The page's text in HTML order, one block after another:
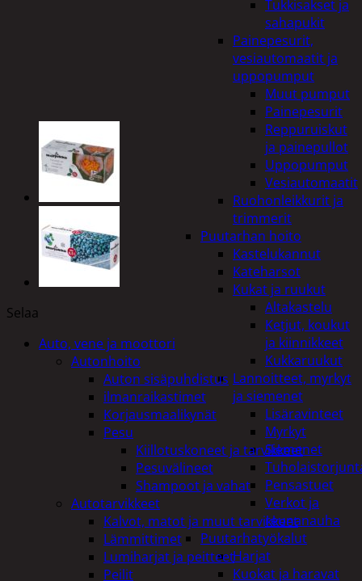
Tukkisakset ja
sahapukit
Painepesurit,
vesiautomaatit ja
uppopumput
Muut pumput
Painepesurit
Reppuruiskut
ja painepullot
Uppopumput
Vesiautomaatit
Ruohonleikkurit ja
trimmerit
Puutarhan hoito
Kastelukannut
Kateharsot
Kukat ja ruukut
Altakastelu
Ketjut, koukut
ja kiinnikkeet
Kukkaruukut
Lannoitteet, myrkyt
ja siemenet
Lisäravinteet
Myrkyt
Siemenet
Pensastuet
Verkot ja
reunanauha
Puutarhatyökalut
Harjat
Kuokat ja haravat
Selaa
Auto, vene ja moottori
Autonhoito
Auton sisäpuhdistus
ilmanraikastimet
Korjausmaalikynät
Pesu
Kiillotuskoneet ja tarvikkeet
Pesuvälineet
Shampoot ja vahat
Autotarvikkeet
Kalvot, matot ja muut tarvikkeet
Lämmittimet
Lumiharjat ja peitteet
Peilit